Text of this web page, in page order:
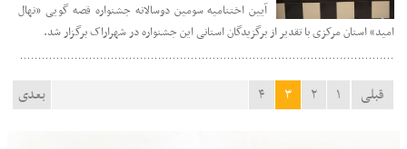
آیین اختتامیه سومین دوسالانه جشنواره قصه گویی «نهال
امید» استان مرکزی با تقدیر از برگزیدگان استانی این جشنواره در شهراراک برگزار شد.
قبلی ۱ ۲ ۳ ۴ بعدی